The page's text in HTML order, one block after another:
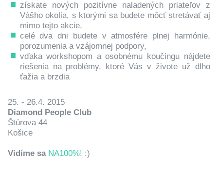
získate nových pozitívne naladených priateľov z
Vášho okolia, s ktorými sa budete môcť stretávať aj
mimo tejto akcie,
celé dva dni budete v atmosfére plnej harmónie,
porozumenia a vzájomnej podpory,
vďaka workshopom a osobnému koučingu nájdete
riešenia na problémy, ktoré Vás v živote už dlho
ťažia a brzdia
25. - 26.4. 2015
Diamond People Club
Štúrova 44
Košice
Vidíme sa NA100%! :)